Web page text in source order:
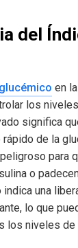
del
en
los
significa
rápido de la
para
o
indica una
lo que
los niveles de